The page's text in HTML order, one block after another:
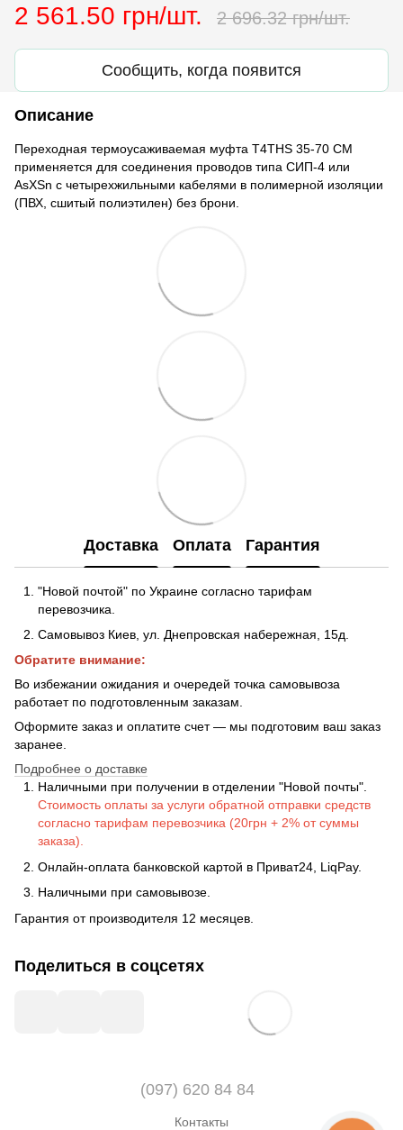
2 561.50 грн/шт. 2 696.32 грн/шт.
Сообщить, когда появится
Описание
Переходная термоусаживаемая муфта T4THS 35-70 CM
применяется для соединения проводов типа СИП-4 или
AsXSn с четырехжильными кабелями в полимерной изоляции
(ПВХ, сшитый полиэтилен) без брони.
Доставка Оплата Гарантия
"Новой почтой" по Украине согласно тарифам
перевозчика.
Самовывоз Киев, ул. Днепровская набережная , 15д.
Обратите внимание:
Во избежании ожидания и очередей точка самовывоза
работает по подготовленным заказам.
Оформите заказ и оплатите счет — мы подготовим ваш заказ
заранее.
Подробнее о доставке
Наличными при получении в отделении "Новой почты".
Стоимость оплаты за услуги обратной отправки средств
согласно тарифам перевозчика (20грн + 2% от суммы
заказа).
Онлайн-оплата банковской картой в Приват24, LiqPay.
Наличными при самовывозе.
Гарантия от производителя 12 месяцев.
Поделиться в соцсетях
(097) 620 84 84
Контакты